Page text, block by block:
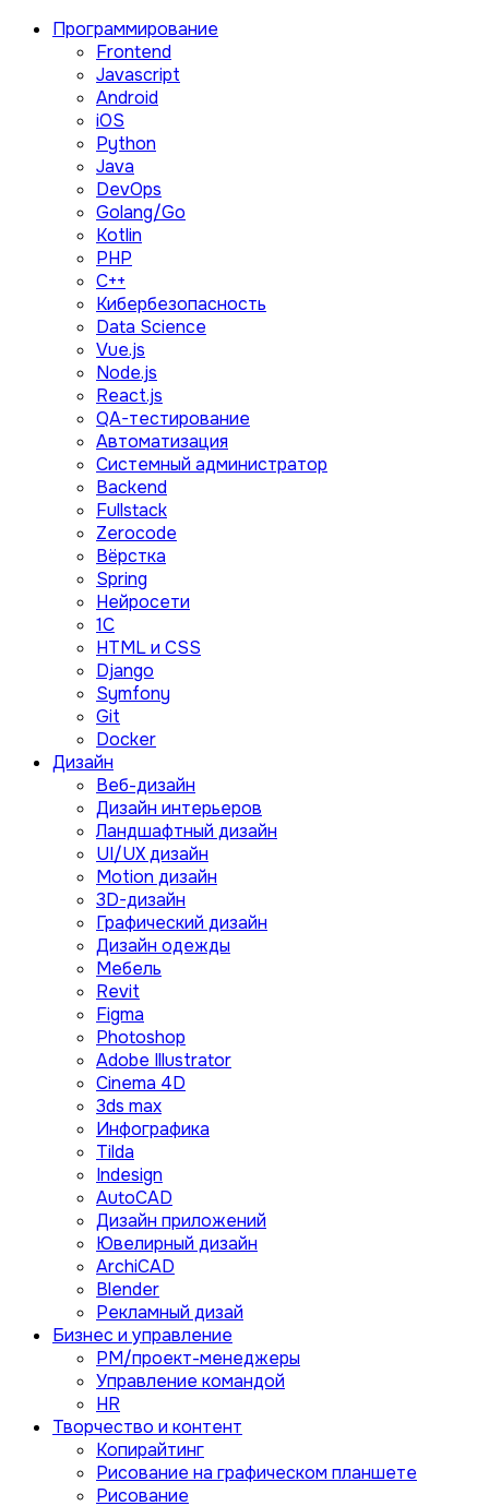
Программирование
Frontend
Javascript
Android
iOS
Python
Java
DevOps
Golang/Go
Kotlin
PHP
C++
Кибербезопасность
Data Science
Vue.js
Node.js
React.js
QA-тестирование
Автоматизация
Системный администратор
Backend
Fullstack
Zerocode
Вёрстка
Spring
Нейросети
1C
HTML и CSS
Django
Symfony
Git
Docker
Дизайн
Веб-дизайн
Дизайн интерьеров
Ландшафтный дизайн
UI/UX дизайн
Motion дизайн
3D-дизайн
Графический дизайн
Дизайн одежды
Мебель
Revit
Figma
Photoshop
Adobe Illustrator
Сinema 4D
3ds max
Инфографика
Tilda
Indesign
AutoCAD
Дизайн приложений
Ювелирный дизайн
ArchiCAD
Blender
Рекламный дизай
Бизнес и управление
PM/проект-менеджеры
Управление командой
HR
Творчество и контент
Копирайтинг
Рисование на графическом планшете
Рисование